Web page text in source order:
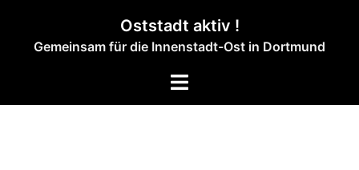
springen
Oststadt aktiv !
Gemeinsam für die Innenstadt-Ost in Dortmund
Menü